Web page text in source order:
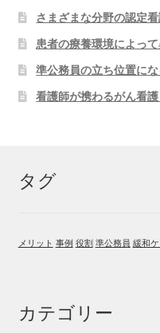
さまざまな分野の認定
患者の療養環境によっ
準公務員の立ち位置に
看護師が携わるがん看
タグ
メリット 事例 役割 準公務員 緩和
カテゴリー